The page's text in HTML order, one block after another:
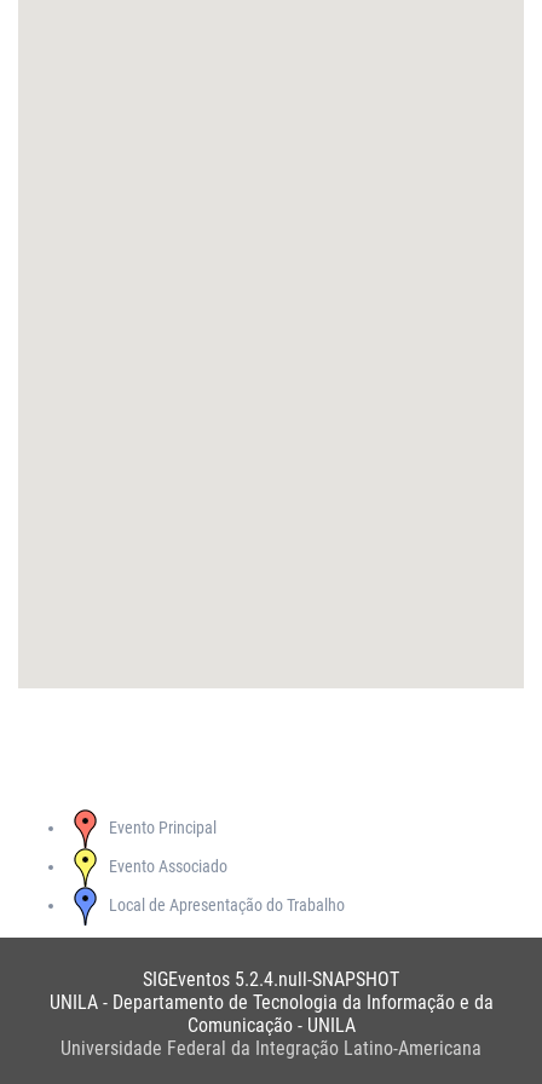
Evento Principal
Evento Associado
Local de Apresentação do Trabalho
SIGEventos 5.2.4.null-SNAPSHOT
UNILA - Departamento de Tecnologia da Informação e da
Comunicação - UNILA
Universidade Federal da Integração Latino-Americana